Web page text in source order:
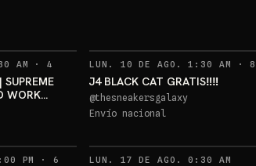
AM ·4 RECORDATORIOS
WORK
•
LUN. 10 DE AGO. 1:30 AM ·
J4 BLACK CAT GRATIS‼️‼️
@thesneakersgalaxy
Envío nacional
PM · 6 RECORDATORIOS
LUN. 17 DE AGO. 0:30 AM